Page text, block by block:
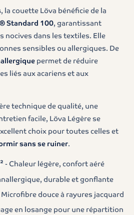
, la couette Löva bénéficie de la
Standard 100, garantissant
nocives dans les textiles. Elle
sensibles ou allergiques. De
permet de réduire
liés aux acariens et aux
technique de qualité, une
facile, Löva Légère se
choix pour toutes celles et
sans se ruiner.
- Chaleur légère, confort aéré
durable et gonflante
douce à rayures jacquard
en losange pour une répartition